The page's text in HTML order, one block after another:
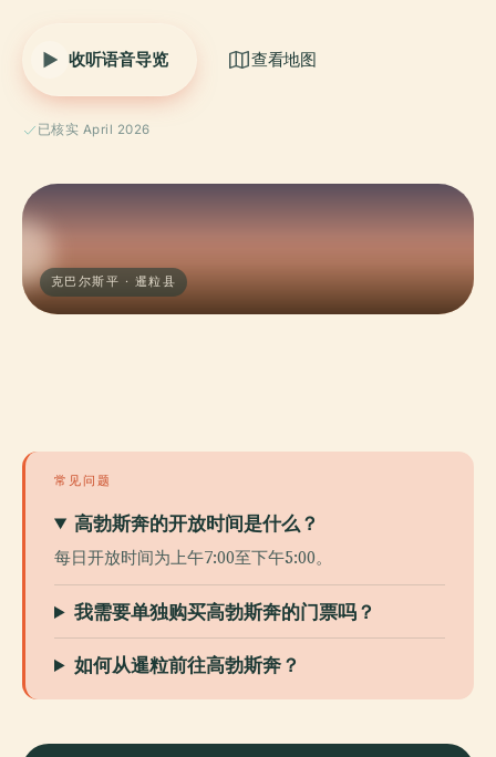
收听语音导览 查看地图
已核实 April 2026
克巴尔斯平 · 暹粒县
常见问题
高勃斯奔的开放时间是什么？
每日开放时间为上午7:00至下午5:00。
我需要单独购买高勃斯奔的门票吗？
如何从暹粒前往高勃斯奔？